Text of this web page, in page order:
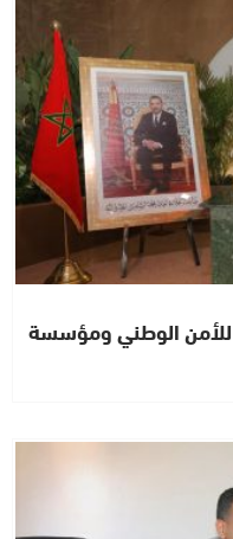
للأمن الوطني ومؤسسة